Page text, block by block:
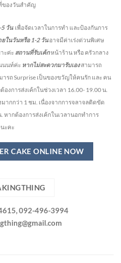
ของวันสำคัญ
5วัน เพื่อจัดเวลาในการทำ และป้องกันการ
ยในวันหรือ 1-2 วัน อาจมีค่าเร่งด่วนพิเศษ
ะค่ะ สถานที่รับเค้กหน้าร้าน หรือ ครัวกลาง
นนท์ค่ะ หากไม่สะดวกมารับเองสามารถ
ารถ Surprise เป็นของขวัญให้คนรัก และ คน
องการส่งเค้กในช่วงเวลา 16.00- 19.00 น.
ากกว่า 1 ชม. เนื่องจากการจลาจลติดขัด
หากต้องการส่งเค้กในเวลานอกทำการ
ะคะ
CAKE ONLINE NOW
092-496-3994